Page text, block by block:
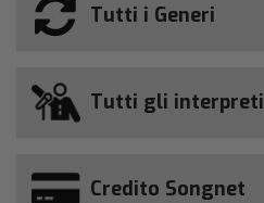
Tutti i Generi
Tutti gli interpreti
Credito Songnet